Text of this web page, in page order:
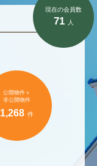
公開物件＋
非公開物件
1,268 件
現在の会員数
71 人